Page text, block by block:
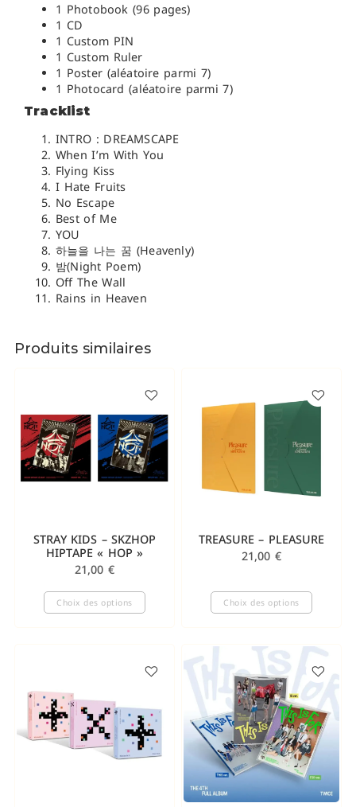
1 Photobook (96 pages)
1 CD
1 Custom PIN
1 Custom Ruler
1 Poster (aléatoire parmi 7)
1 Photocard (aléatoire parmi 7)
Tracklist
INTRO : DREAMSCAPE
When I’m With You
Flying Kiss
I Hate Fruits
No Escape
Best of Me
YOU
하늘을 나는 꿈 (Heavenly)
밤(Night Poem)
Off The Wall
Rains in Heaven
Produits similaires
STRAY KIDS – SKZHOP
HIPTAPE « HOP »
21,00 €
Choix des options
TREASURE – PLEASURE
21,00 €
Choix des options